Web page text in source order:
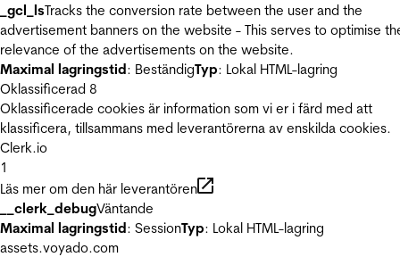
_gcl_lsTracks the conversion rate between the user and the
advertisement banners on the website - This serves to optimise
relevance of the advertisements on the website.
Maximal lagringstid: BeständigTyp: Lokal HTML-lagring
Oklassificerad 8
Oklassificerade cookies är information som vi er i färd med att
klassificera, tillsammans med leverantörerna av enskilda cookies.
Clerk.io
1
Läs mer om den här leverantören
__clerk_debugVäntande
Maximal lagringstid: SessionTyp: Lokal HTML-lagring
assets.voyado.com